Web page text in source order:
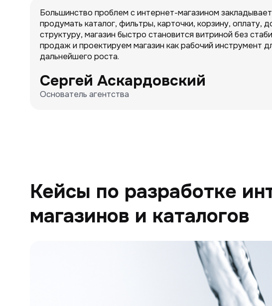
Большинство проблем с интернет-магазином
продумать каталог, фильтры, карточки, корзину, оплату,
структуру, магазин быстро становится витриной без
продаж и проектируем магазин как рабочий инструмент
дальнейшего роста.
Сергей Аскардовский
Основатель агентства
Кейсы по разработке
магазинов и каталогов